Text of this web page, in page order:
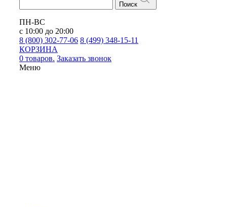
Поиск
ПН-ВС
с 10:00 до 20:00
8 (800) 302-77-06 8 (499) 348-15-11
КОРЗИНА
0 товаров. Заказать звонок
Меню